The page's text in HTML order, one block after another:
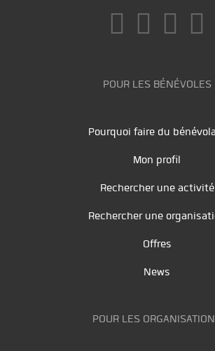
POUR LES BÉNÉVOLES
Pourquoi faire du
Mon profil
Rechercher une activité
Rechercher une
Offres
News
POUR LES